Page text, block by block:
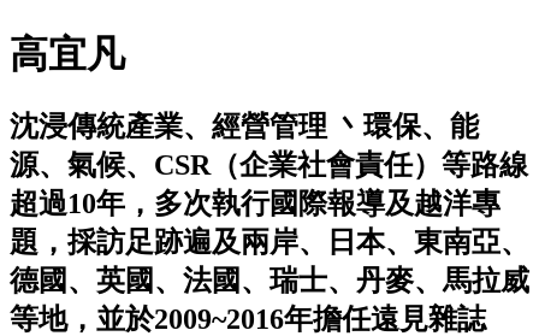
高宜凡
沈浸傳統產業、經營管理 丶環保、能
源、氣候、CSR（企業社會責任）等路線
超過10年，多次執行國際報導及越洋專
題，採訪足跡遍及兩岸、日本、東南亞、
德國、英國、法國、瑞士、丹麥、馬拉威
等地，並於2009~2016年擔任遠見雜誌